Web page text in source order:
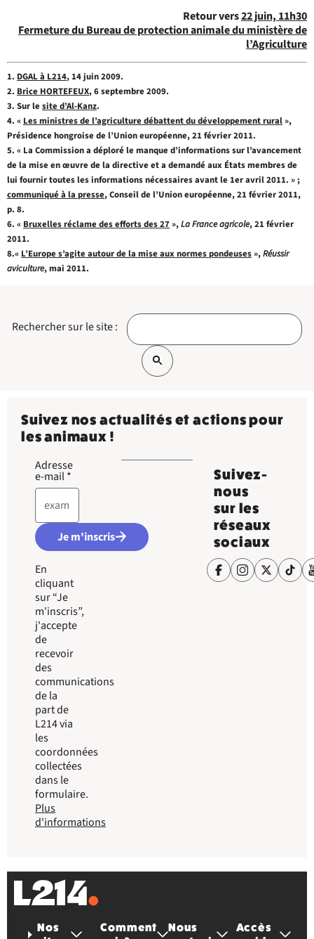
Retour vers22 juin, 11h30
Fermeture du Bureau de protection animale du ministère de
l’Agriculture
1. DGAL à L214, 14 juin 2009.
2. Brice HORTEFEUX, 6 septembre 2009.
3. Sur lesite d’Al-Kanz.
4. « Les ministres de l’agriculture débattent du développement rural»,
Présidence hongroise de l’Union européenne, 21 février 2011.
5. « La Commission a déploré le manque d’informations sur l’avancement
de la mise en œuvre de la directive et a demandé aux États membres de
lui fournir toutes les informations nécessaires avant le 1er avril 2011. » ;
communiqué à la presse, Conseil de l’Union européenne, 21 février 2011,
p. 8.
6. « Bruxelles réclame des efforts des 27»,La France agricole, 21 février
2011.
8.« L’Europe s’agite autour de la mise aux normes pondeuses»,Réussir
aviculture, mai 2011.
Rechercher sur le site :
Suivez nos actualités et actions pour
les animaux !
Adresse
e-mail*
Je m'inscris
En
cliquant
sur “Je
m'inscris”,
j'accepte
de
recevoir
des
communications
de la
part de
L214 via
les
coordonnées
collectées
dans le
formulaire.
Plus
d'informations
Suivez-
nous
sur les
réseaux
sociaux
Nos
Comment
Nous
Accès